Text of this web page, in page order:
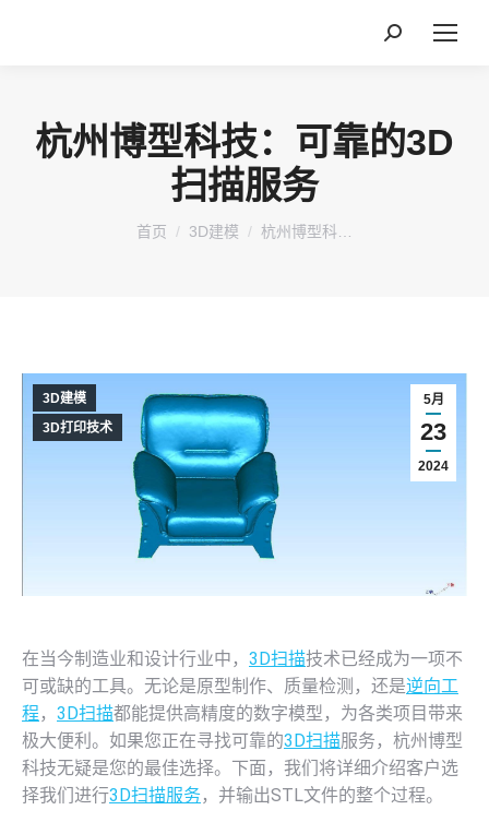
搜
杭州博型科技：可靠的3D
扫描服务
您在这里：
首页 3D建模 杭州博型科…
5月
23
2024
3D建模
3D打印技术
在当今制造业和设计行业中， 3D扫描技术已经成为一项不
可或缺的工具。无论是原型制作、质量检测，还是逆向工
程 ， 3D扫描都能提供高精度的数字模型，为各类项目带来
极大便利。如果您正在寻找可靠的3D扫描服务，杭州博型
科技无疑是您的最佳选择。下面，我们将详细介绍客户选
择我们进行3D扫描服务，并输出STL文件的整个过程。